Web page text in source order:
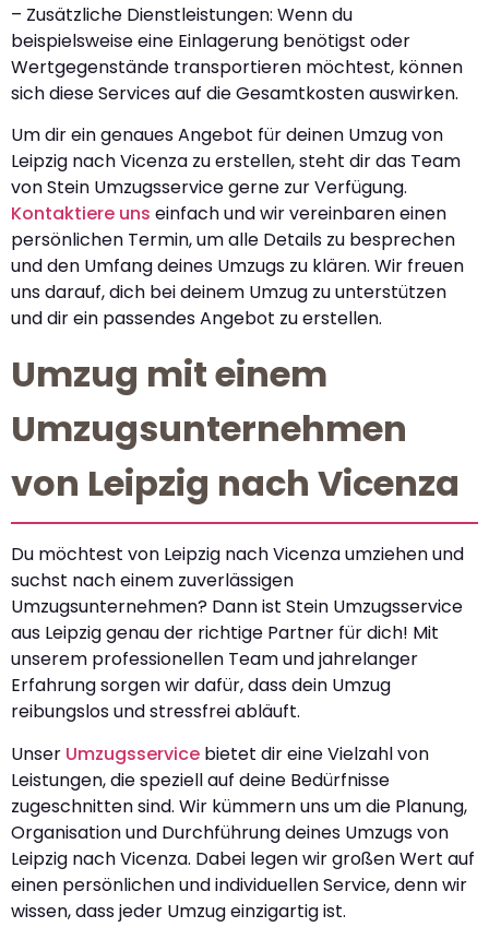
– Zusätzliche Dienstleistungen: Wenn du
beispielsweise eine Einlagerung benötigst oder
Wertgegenstände transportieren möchtest, können
sich diese Services auf die Gesamtkosten auswirken.
Um dir ein genaues Angebot für deinen Umzug von
Leipzig nach Vicenza zu erstellen, steht dir das Team
von Stein Umzugsservice gerne zur Verfügung.
Kontaktiere uns einfach und wir vereinbaren einen
persönlichen Termin, um alle Details zu besprechen
und den Umfang deines Umzugs zu klären. Wir freuen
uns darauf, dich bei deinem Umzug zu unterstützen
und dir ein passendes Angebot zu erstellen.
Umzug mit einem
Umzugsunternehmen
von Leipzig nach Vicenza
Du möchtest von Leipzig nach Vicenza umziehen und
suchst nach einem zuverlässigen
Umzugsunternehmen? Dann ist Stein Umzugsservice
aus Leipzig genau der richtige Partner für dich! Mit
unserem professionellen Team und jahrelanger
Erfahrung sorgen wir dafür, dass dein Umzug
reibungslos und stressfrei abläuft.
Unser Umzugsservice bietet dir eine Vielzahl von
Leistungen, die speziell auf deine Bedürfnisse
zugeschnitten sind. Wir kümmern uns um die Planung,
Organisation und Durchführung deines Umzugs von
Leipzig nach Vicenza. Dabei legen wir großen Wert auf
einen persönlichen und individuellen Service, denn wir
wissen, dass jeder Umzug einzigartig ist.